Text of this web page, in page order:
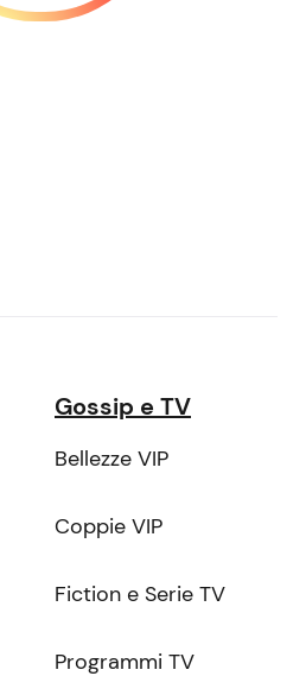
Gossip e TV
Bellezze VIP
Coppie VIP
Fiction e Serie TV
Programmi TV